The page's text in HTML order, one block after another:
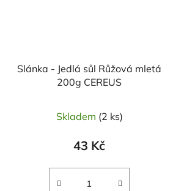
Slánka - Jedlá sůl Růžová mletá
200g CEREUS
Skladem (2 ks)
43 Kč